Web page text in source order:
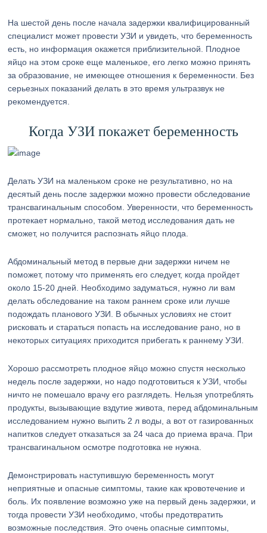
На шестой день после начала задержки квалифицированный
специалист может провести УЗИ и увидеть, что беременность
есть, но информация окажется приблизительной. Плодное
яйцо на этом сроке еще маленькое, его легко можно принять
за образование, не имеющее отношения к беременности. Без
серьезных показаний делать в это время ультразвук не
рекомендуется.
Когда УЗИ покажет беременность
Делать УЗИ на маленьком сроке не результативно, но на
десятый день после задержки можно провести обследование
трансвагинальным способом. Уверенности, что беременность
протекает нормально, такой метод исследования дать не
сможет, но получится распознать яйцо плода.
Абдоминальный метод в первые дни задержки ничем не
поможет, потому что применять его следует, когда пройдет
около 15-20 дней. Необходимо задуматься, нужно ли вам
делать обследование на таком раннем сроке или лучше
подождать планового УЗИ. В обычных условиях не стоит
рисковать и стараться попасть на исследование рано, но в
некоторых ситуациях приходится прибегать к раннему УЗИ.
Хорошо рассмотреть плодное яйцо можно спустя несколько
недель после задержки, но надо подготовиться к УЗИ, чтобы
ничто не помешало врачу его разглядеть. Нельзя употреблять
продукты, вызывающие вздутие живота, перед абдоминальным
исследованием нужно выпить 2 л воды, а вот от газированных
напитков следует отказаться за 24 часа до приема врача. При
трансвагинальном осмотре подготовка не нужна.
Демонстрировать наступившую беременность могут
неприятные и опасные симптомы, такие как кровотечение и
боль. Их появление возможно уже на первый день задержки, и
тогда провести УЗИ необходимо, чтобы предотвратить
возможные последствия. Это очень опасные симптомы,